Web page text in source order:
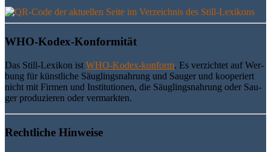
WHO-Kodex-Kon­for­mi­tät
Das Still-Lexi­kon ist WHO-Kodex-kon­form. Es ver­zich­tet auf Wer­
bung für künst­li­che Säug­lings­nah­rung und Sau­ger und koope­riert
nicht mit Fir­men und Insti­tu­tio­nen, die Säug­lings­nah­rung oder Sau­
ger pro­du­zie­ren oder vermarkten.
Recht­li­che Hinweise